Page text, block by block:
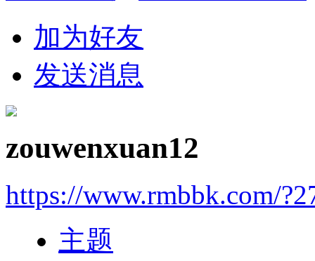
加为好友
发送消息
zouwenxuan12
https://www.rmbbk.com/
主题